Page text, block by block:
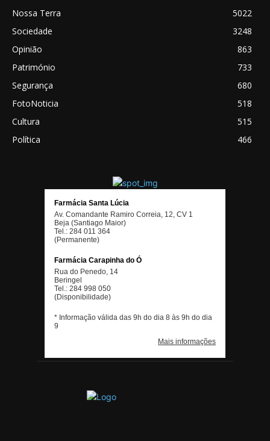
Nossa Terra
5022
Sociedade
3248
Opinião
863
Património
733
Segurança
680
FotoNoticia
518
Cultura
515
Política
466